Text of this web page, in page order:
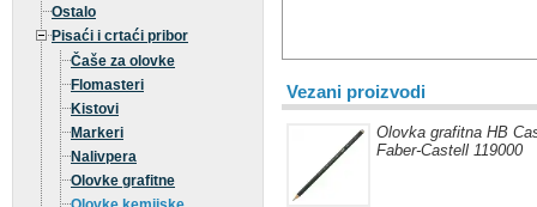
Ostalo
Pisaći i crtaći pribor
Čaše za olovke
Flomasteri
Kistovi
Markeri
Nalivpera
Olovke grafitne
Vezani proizvodi
Olovka grafitna HB
Faber-Castell 119000